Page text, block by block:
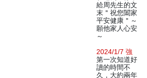
給周先生的文
末＂祝您闔家
平安健康＂～
願他家人心安
～
2024/1/7 強
第一次知道好
讀的時間不
久，大約兩年